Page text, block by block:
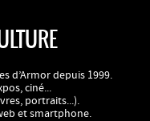
d’Armor depuis 1999.
ciné...
portraits...).
et smartphone.